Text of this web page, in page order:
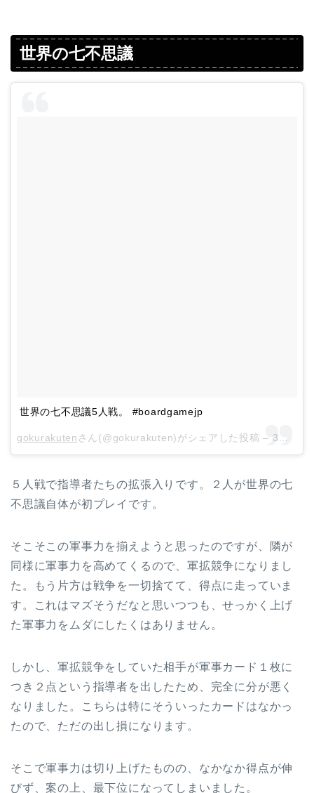
世界の七不思議
世界の七不思議5人戦。 #boardgamejp
gokurakuten さん(@gokurakuten)がシェアした投稿 – 3月 12, 2018 at 8:58午前 PDT
５人戦で指導者たちの拡張入りです。２人が世界の七
不思議自体が初プレイです。
そこそこの軍事力を揃えようと思ったのですが、隣が
同様に軍事力を高めてくるので、軍拡競争になりまし
た。もう片方は戦争を一切捨てて、得点に走っていま
す。これはマズそうだなと思いつつも、せっかく上げ
た軍事力をムダにしたくはありません。
しかし、軍拡競争をしていた相手が軍事カード１枚に
つき２点という指導者を出したため、完全に分が悪く
なりました。こちらは特にそういったカードはなかっ
たので、ただの出し損になります。
そこで軍事力は切り上げたものの、なかなか得点が伸
びず、案の上、最下位になってしまいました。